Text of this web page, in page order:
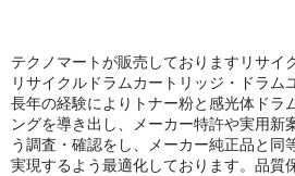
テクノマートが販売しておりますリサイ
リサイクルドラムカートリッジ・ドラム
長年の経験によりトナー粉と感光体ドラ
ングを導き出し、メーカー特許や実用新
う調査・確認をし、メーカー純正品と同
実現するよう最適化しております。品質